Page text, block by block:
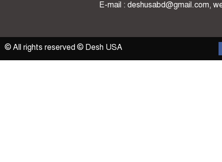
E-mail : deshusabd@gmail.com,
© All rights reserved © Desh USA